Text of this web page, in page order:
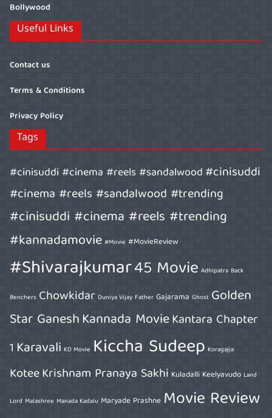
Bollywood
Useful Links
Contact us
Terms & Conditions
Privacy Policy
Tags
#cinisuddi #cinema #reels #sandalwood#cinisuddi
#cinema #reels #sandalwood #trending
#cinisuddi #cinema #reels #trending
#kannadamovie #Movie #MovieReview
#Shivarajkumar45 Movie Adhipatra Back
Benchers Chowkidar Duniya Vijay Father Gajarama Ghost Golden
Star GaneshKannada MovieKantara Chapter
1 Karavali KD Movie Kiccha Sudeep Koragajja
KoteeKrishnam Pranaya Sakhi Kuladalli Keelyavudo Land
Lord Malashree Manada Kadalu Maryade Prashne Movie Review